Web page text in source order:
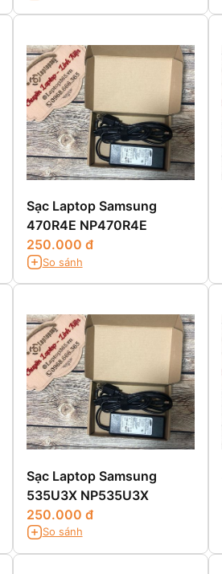
Sạc Laptop Samsung
470R4E NP470R4E
250.000 đ
So sánh
Sạc Laptop Samsung
535U3X NP535U3X
250.000 đ
So sánh